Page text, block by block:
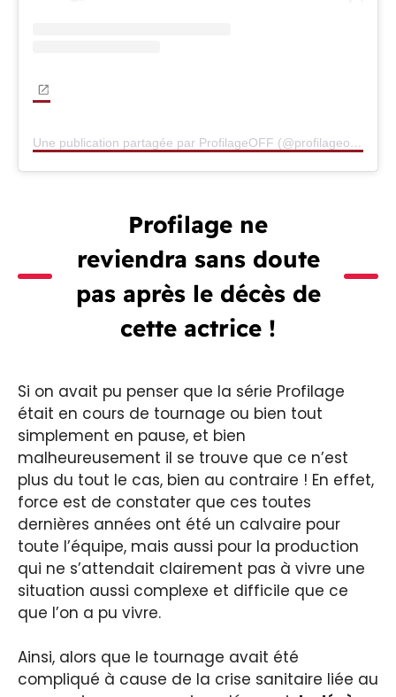
Une publication partagée par ProfilageOFF (@profilageoff)
Profilage ne
reviendra sans doute
pas après le décès de
cette actrice !
Si on avait pu penser que la série Profilage
était en cours de tournage ou bien tout
simplement en pause, et bien
malheureusement il se trouve que ce n’est
plus du tout le cas, bien au contraire ! En effet,
force est de constater que ces toutes
dernières années ont été un calvaire pour
toute l’équipe, mais aussi pour la production
qui ne s’attendait clairement pas à vivre une
situation aussi complexe et difficile que ce
que l’on a pu vivre.
Ainsi, alors que le tournage avait été
compliqué à cause de la crise sanitaire liée au